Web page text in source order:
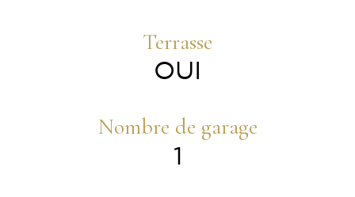
Terrasse
OUI
Nombre de garage
1